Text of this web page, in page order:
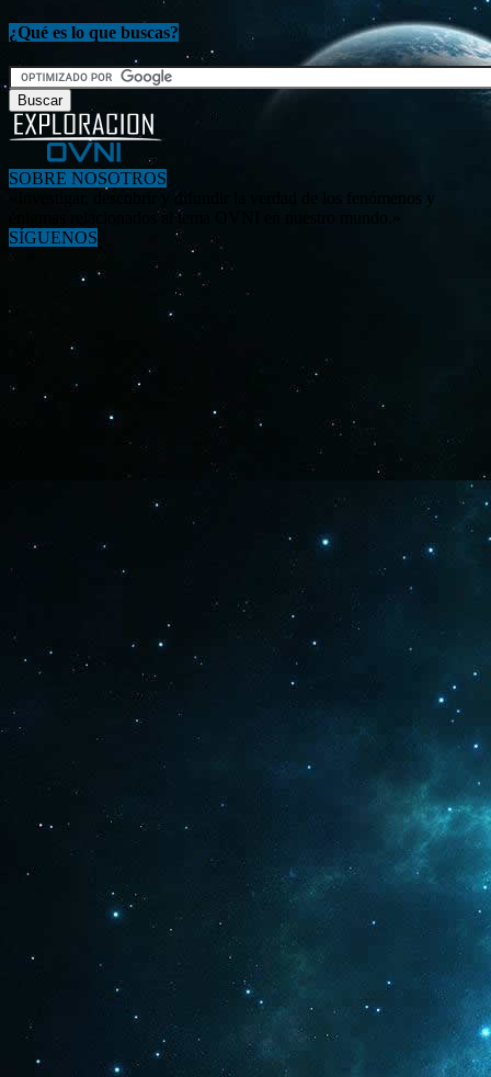
¿Qué es lo que buscas?
SOBRE NOSOTROS
«Investigar, descubrir y difundir la verdad de los fenómenos y
enigmas relacionados al tema OVNI en nuestro mundo.»
SÍGUENOS